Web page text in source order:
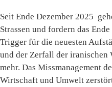
Seit Ende Dezember 2025
Strassen und fordern das
Trigger für die neuesten
und der Zerfall der iranischen
mehr. Das Missmanagement
Wirtschaft und Umwelt